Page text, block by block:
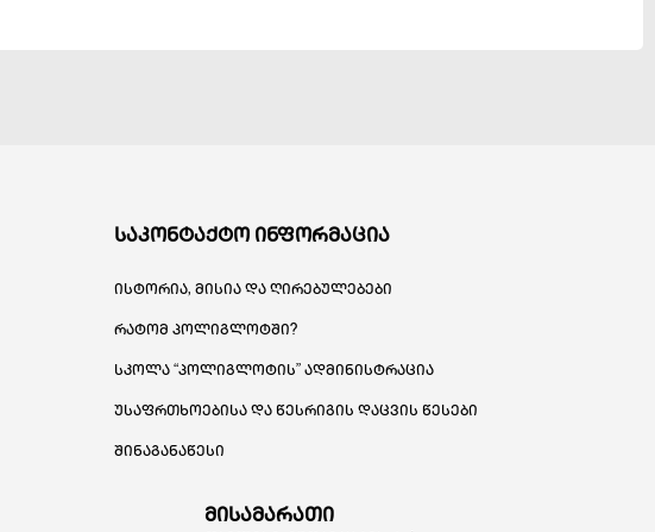
საკონტაქტო ინფორმაცია
ისტორია, მისია და ღირებულებები
რატომ პოლიგლოტში?
სკოლა “პოლიგლოტის” ადმინისტრაცია
უსაფრთხოებისა და წესრიგის დაცვის წესები
შინაგანაწესი
მისამარათი